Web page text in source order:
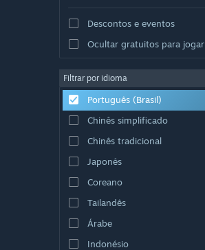
Descontos e eventos
Ocultar gratuitos para jogar
Filtrar por idioma
Português (Brasil)
Chinês simplificado
Chinês tradicional
Japonês
Coreano
Tailandês
Árabe
Indonésio